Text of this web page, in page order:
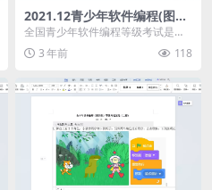
2021.12青少年软件编程(图形
化)等级考试试卷三级(含答案)
全国青少年软件编程等级考试是由
中国电子学会发起的面向青少年软
件编程能力水平的社会...
3 年前 118